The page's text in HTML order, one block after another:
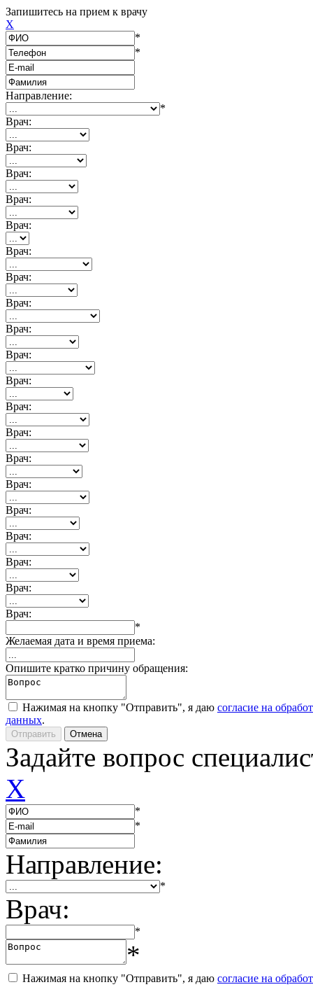
Запишитесь на прием к врачу
X
*
*
Направление:
*
Врач:
Врач:
Врач:
Врач:
Врач:
Врач:
Врач:
Врач:
Врач:
Врач:
Врач:
Врач:
Врач:
Врач:
Врач:
Врач:
Врач:
Врач:
Врач:
Врач:
*
Желаемая дата и время приема:
Опишите кратко причину обращения:
Нажимая на кнопку "Отправить", я даю согласие на
данных.
Задайте вопрос
X
*
*
Направление:
*
Врач:
*
*
Нажимая на кнопку "Отправить", я даю согласие на